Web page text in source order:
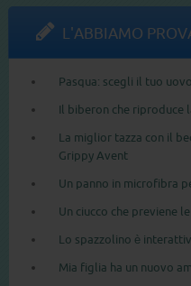
L'ABBIAMO
Pasqua: scegli il tuo
Il biberon che riproduce
La miglior tazza con il
Grippy Avent
Un panno in microfibra
Un ciucco che previene
Lo spazzolino è
Mia figlia ha un nuovo